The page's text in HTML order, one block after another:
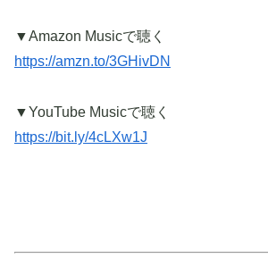
▼Amazon Musicで聴く
https://amzn.to/3GHivDN
▼YouTube Musicで聴く
https://bit.ly/4cLXw1J